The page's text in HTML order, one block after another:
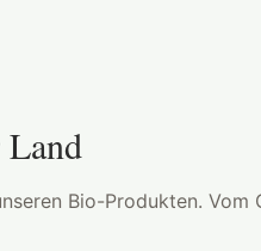
Land
Bio-Produkten. Vom